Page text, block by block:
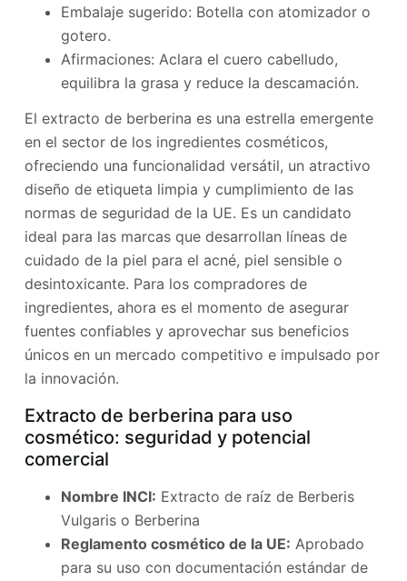
Embalaje sugerido: Botella con atomizador o
gotero.
Afirmaciones: Aclara el cuero cabelludo,
equilibra la grasa y reduce la descamación.
El extracto de berberina es una estrella emergente
en el sector de los ingredientes cosméticos,
ofreciendo una funcionalidad versátil, un atractivo
diseño de etiqueta limpia y cumplimiento de las
normas de seguridad de la UE. Es un candidato
ideal para las marcas que desarrollan líneas de
cuidado de la piel para el acné, piel sensible o
desintoxicante. Para los compradores de
ingredientes, ahora es el momento de asegurar
fuentes confiables y aprovechar sus beneficios
únicos en un mercado competitivo e impulsado por
la innovación.
Extracto de berberina para uso
cosmético: seguridad y potencial
comercial
Nombre INCI: Extracto de raíz de Berberis
Vulgaris o Berberina
Reglamento cosmético de la UE: Aprobado
para su uso con documentación estándar de